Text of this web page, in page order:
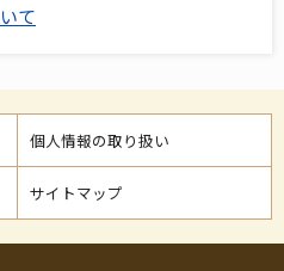
て
個人情報の取り扱い
サイトマップ